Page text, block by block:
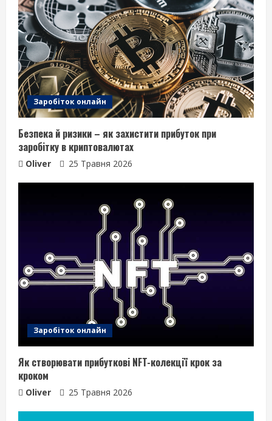
Заробіток онлайн
Безпека й ризики – як захистити прибуток при
заробітку в криптовалютах
Oliver 25 Травня 2026
Заробіток онлайн
Як створювати прибуткові NFT-колекції крок за
кроком
Oliver 25 Травня 2026